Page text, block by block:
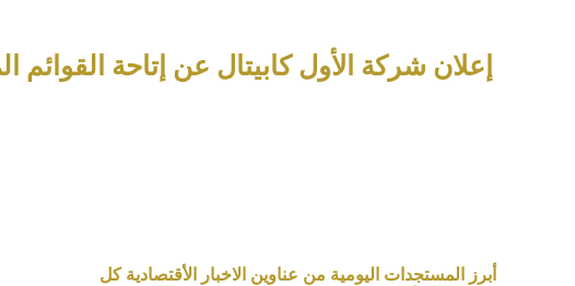
إعلان شركة الأول كابيتال عن إتاحة القوائم
أبرز المستجدات اليومية من عناوين الاخبار الأقتصادية كل